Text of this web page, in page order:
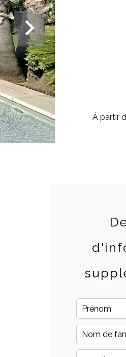
À partir